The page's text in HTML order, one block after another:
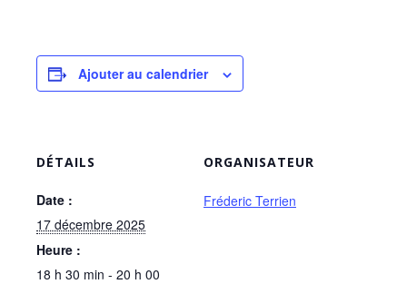
Ajouter au calendrier
DÉTAILS
Date :
17 décembre 2025
Heure :
18 h 30 min - 20 h 00
ORGANISATEUR
Fréderic Terrien